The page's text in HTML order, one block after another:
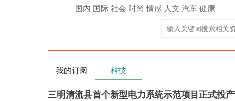
国内 国际社会 时尚 情感 人文 汽车健康
我的订阅 科技
三明清流县首个新型电力系统示范项目正式投产